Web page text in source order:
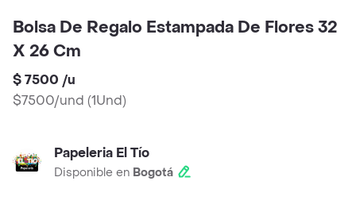
Bolsa De Regalo Estampada De Flores 32
X 26 Cm
$ 7500 /u
$7500/und (1Und)
Papeleria El Tío
Disponible en Bogotá